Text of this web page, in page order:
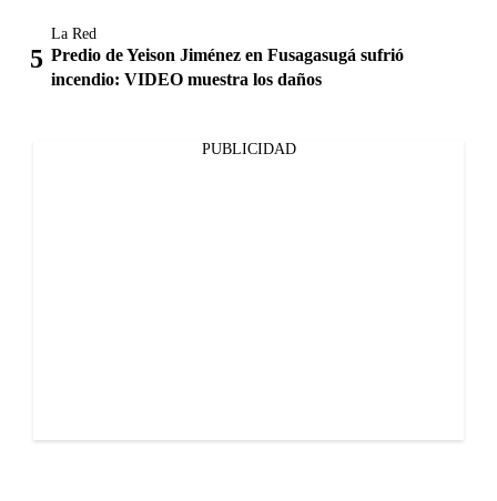
La Red
Predio de Yeison Jiménez en Fusagasugá sufrió
incendio: VIDEO muestra los daños
PUBLICIDAD